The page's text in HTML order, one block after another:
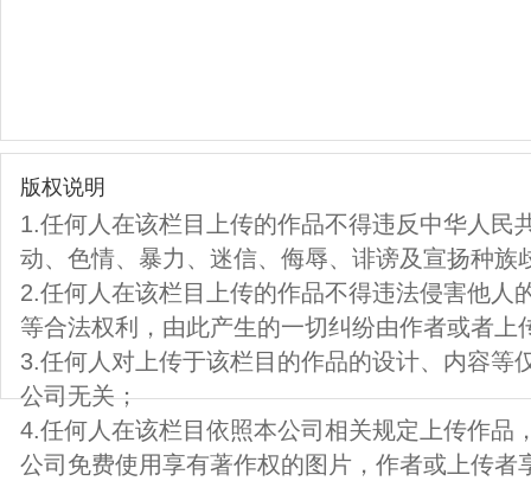
版权说明
1.任何人在该栏目上传的作品不得违反中华人民
动、色情、暴力、迷信、侮辱、诽谤及宣扬种族
2.任何人在该栏目上传的作品不得违法侵害他人
等合法权利，由此产生的一切纠纷由作者或者上
3.任何人对上传于该栏目的作品的设计、内容等
公司无关；
4.任何人在该栏目依照本公司相关规定上传作品
公司免费使用享有著作权的图片，作者或上传者